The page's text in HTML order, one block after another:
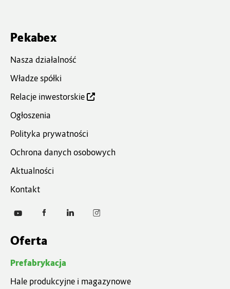
Pekabex
Nasza działalność
Władze spółki
Relacje inwestorskie
Ogłoszenia
Polityka prywatności
Ochrona danych osobowych
Aktualności
Kontakt
Oferta
Prefabrykacja
Hale produkcyjne i magazynowe